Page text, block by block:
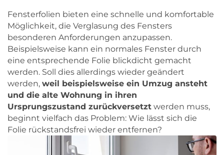
Fensterfolien bieten eine schnelle und komfortable
Möglichkeit, die Verglasung des Fensters
besonderen Anforderungen anzupassen.
Beispielsweise kann ein normales Fenster durch
eine entsprechende Folie blickdicht gemacht
werden. Soll dies allerdings wieder geändert
werden, weil beispielsweise ein Umzug ansteht
und die alte Wohnung in ihren
Ursprungszustand zurückversetzt werden muss,
beginnt vielfach das Problem: Wie lässt sich die
Folie rückstandsfrei wieder entfernen?